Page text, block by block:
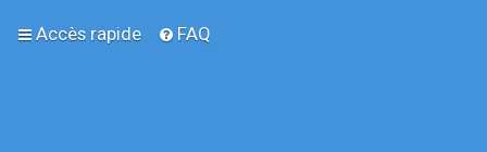
Accès rapide FAQ